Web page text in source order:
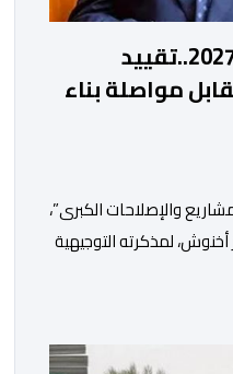
ملامح مشروع مالية 2027..تقييد
مواصلة بناء
والإصلاحات الكبرى”،
لمذكرته التوجيهية
الحكومية. هذه الرسالة التأطيرية ارتكزت على 4 أولويات، كما